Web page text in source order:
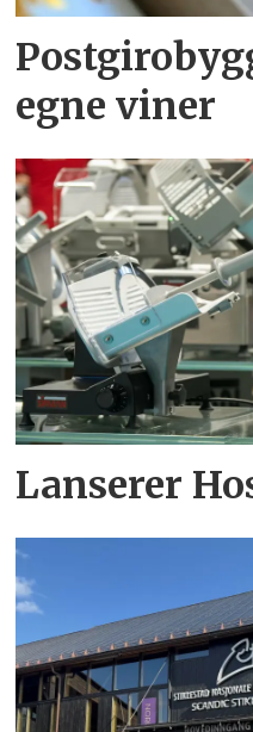
egne viner
Lanserer